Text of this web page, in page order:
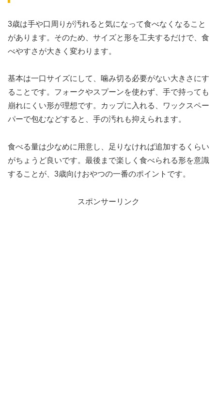
3歳は手や口周りが汚れると気になって食べなくなること
があります。そのため、サイズと形を工夫するだけで、食
べやすさが大きく変わります。
基本は一口サイズにして、噛み切る必要がない大きさにす
ることです。フォークやスプーンを使わず、手で持っても
崩れにくい形が理想です。カップに入れる、ワックスペー
パーで包むなどすると、手の汚れも抑えられます。
食べる量は少なめに用意し、足りなければ追加するくらい
がちょうど良いです。最後まで楽しく食べられる形を意識
することが、3歳向けおやつの一番のポイントです。
スポンサーリンク